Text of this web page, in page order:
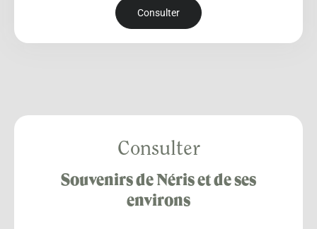
Consulter
Consulter
Souvenirs de Néris et de ses
environs